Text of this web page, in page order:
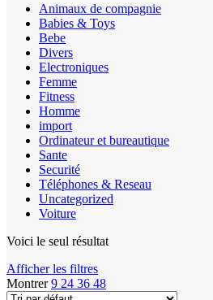
Animaux de compagnie
Babies & Toys
Bebe
Divers
Electroniques
Femme
Fitness
Homme
import
Ordinateur et bureautique
Sante
Securité
Téléphones & Reseau
Uncategorized
Voiture
Voici le seul résultat
Afficher les filtres
Montrer9 24 36 48